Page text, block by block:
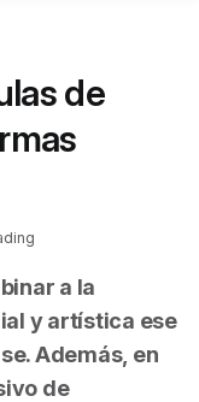
de
a la
y artística ese
Además, en
de